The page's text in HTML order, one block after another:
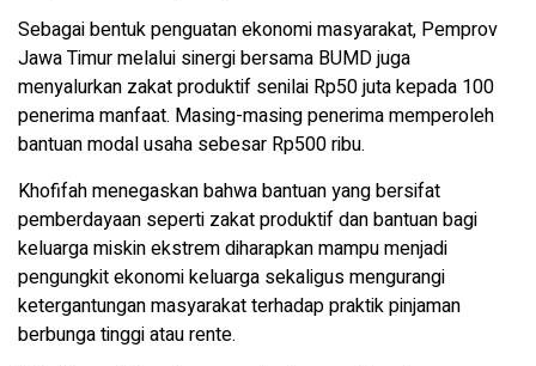
Sebagai bentuk penguatan ekonomi masyarakat, Pemprov
Jawa Timur melalui sinergi bersama BUMD juga
menyalurkan zakat produktif senilai Rp50 juta kepada 100
penerima manfaat. Masing-masing penerima memperoleh
bantuan modal usaha sebesar Rp500 ribu.
Khofifah menegaskan bahwa bantuan yang bersifat
pemberdayaan seperti zakat produktif dan bantuan bagi
keluarga miskin ekstrem diharapkan mampu menjadi
pengungkit ekonomi keluarga sekaligus mengurangi
ketergantungan masyarakat terhadap praktik pinjaman
berbunga tinggi atau rente.